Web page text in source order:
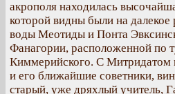
акрополя находилась
которой видны были на далекое
воды Меотиды и Понта
Фанагории, расположенной по
Киммерийского. С
и его ближайшие советники,
старый, уже дряхлый учитель,